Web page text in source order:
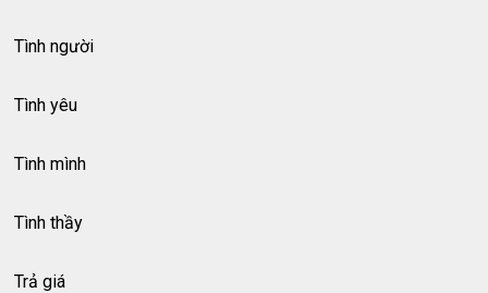
Tình người
Tình yêu
Tình mình
Tình thầy
Trả giá